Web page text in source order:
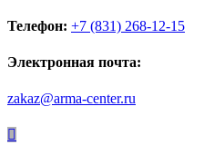
Телефон: +7 (831) 268-12-15
Электронная почта:
zakaz@arma-center.ru